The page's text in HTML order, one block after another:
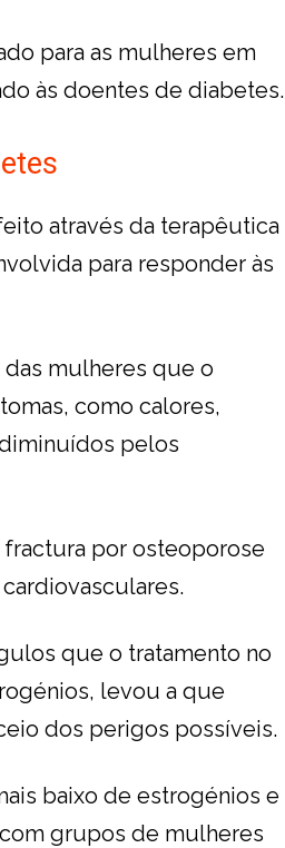
para as mulheres em
às doentes de diabetes.
através da terapêutica
para responder às
mulheres que o
como calores,
pelos
fractura por osteoporose
que o tratamento no
levou a que
dos perigos possíveis.
baixo de estrogénios e
grupos de mulheres